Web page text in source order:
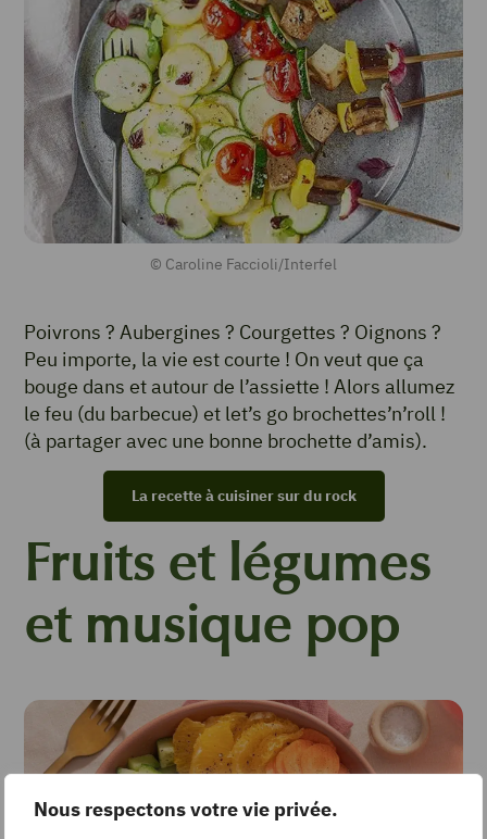
Nous respectons votre vie privée.
© Caroline Faccioli/Interfel
Poivrons ? Aubergines ? Courgettes ? Oignons ?
Peu importe, la vie est courte ! On veut que ça
bouge dans et autour de l’assiette ! Alors allumez
le feu (du barbecue) et let’s go brochettes’n’roll !
(à partager avec une bonne brochette d’amis).
La recette à cuisiner sur du rock
Fruits et légumes
et musique pop